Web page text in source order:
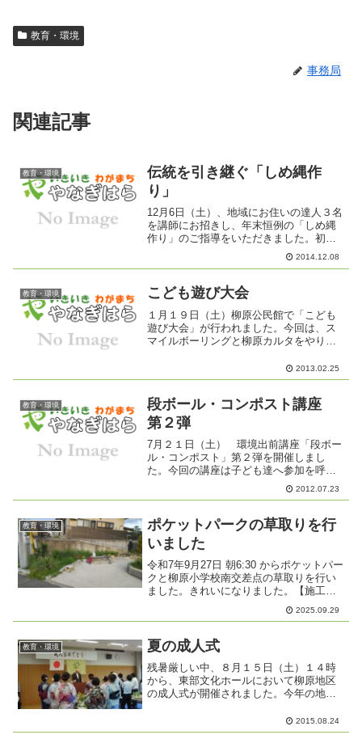
教育・環境
事務局
関連記事
教育・環境
伝統を引き継ぐ「しめ縄作
り」
12月6日（土）、地域にお住いの達人３名
を講師にお招きし、年末恒例の「しめ縄
作り」のご指導をいただきました。初め
ての挑戦に最初は悪戦苦闘していた20名
の参加者も、講師先生の親切丁寧なご指
させることができま...
2014.12.08
教育・環境 こども遊び大会
１月１９日（土）柳原公民館で「こども
遊び大会」が行われました。今回は、ス
マイルボーリングと柳原カルタをやりま
ートに通過させてピンを倒して競うゲー
ムで、小さい子も楽しんでいました。 柳
2013.02.25
教育・環境
段ボール・コンポスト講座
第２弾
7月２１日（土） 環境出前講座「段ボー
ル・コンポスト」第２弾を開催しまし
た。今回の講座は子ども達へ参加を呼び
かけ、地区の少年野球チームである柳原
フャイヤーズのみなさんに参加いただ
講座へ参加された子供たちは...
2012.07.23
教育・環境
ポケットパークの草取りを行
いました
令和7年9月27日 朝6:30 からポケットパー
クと柳原小学校南交差点の草取りを行い
ました。きれいになりました。【施工前
2025.09.29
教育・環境 夏の成人式
残暑厳しい中、８月１５日（土）１４時
から、東部文化ホールにおいて柳原地区
の成人式が開催されました。今年の地区
者数は４３名となりましたが、今年は参
加者の７割近くが女性で、色艶やかな浴
2015.08.24